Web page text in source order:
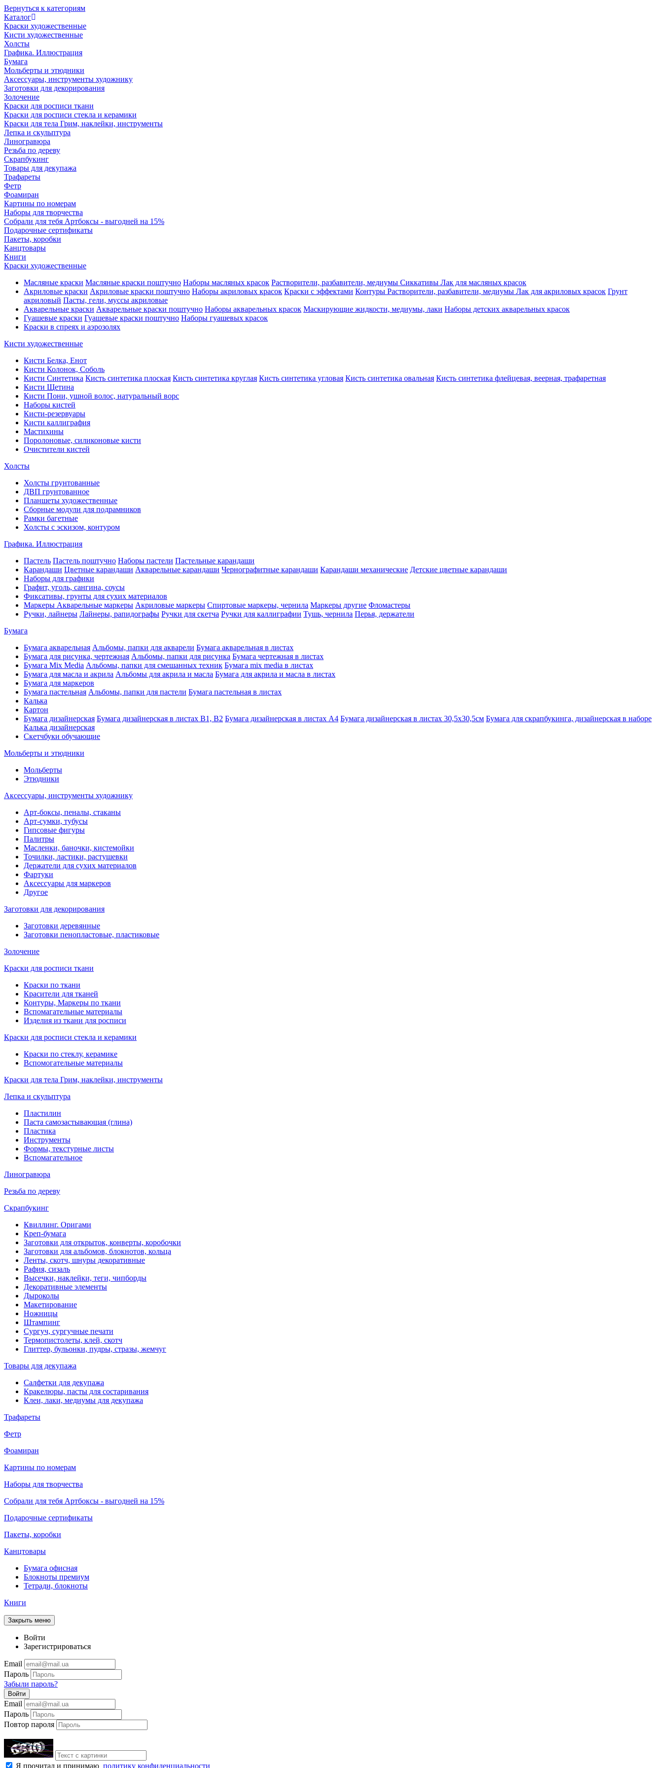
Вернуться к категориям
Каталог
Краски художественные
Кисти художественные
Холсты
Графика. Иллюстрация
Бумага
Мольберты и этюдники
Аксессуары, инструменты художнику
Заготовки для декорирования
Золочение
Краски для росписи ткани
Краски для росписи стекла и керамики
Краски для тела Грим, наклейки, инструменты
Лепка и скульптура
Линогравюра
Резьба по дереву
Скрапбукинг
Товары для декупажа
Трафареты
Фетр
Фоамиран
Картины по номерам
Наборы для творчества
Собрали для тебя Артбоксы - выгодней на 15%
Подарочные сертификаты
Пакеты, коробки
Канцтовары
Книги
Краски художественные
Масляные краски Масляные краски поштучно Наборы масляных красок Растворители, разбавители, медиумы Сиккативы Лак для масляных красок
Акриловые краски Акриловые краски поштучно Наборы акриловых красок Краски с эффектами Контуры Растворители, разбавители, медиумы Лак для акриловых красок Грунт
акриловый Пасты, гели, муссы акриловые
Акварельные краски Акварельные краски поштучно Наборы акварельных красок Маскирующие жидкости, медиумы, лаки Наборы детских акварельных красок
Гуашевые краски Гуашевые краски поштучно Наборы гуашевых красок
Краски в спреях и аэрозолях
Кисти художественные
Кисти Белка, Енот
Кисти Колонок, Соболь
Кисти Синтетика Кисть синтетика плоская Кисть синтетика круглая Кисть синтетика угловая Кисть синтетика овальная Кисть синтетика флейцевая, веерная, трафаретная
Кисти Щетина
Кисти Пони, ушной волос, натуральный ворс
Наборы кистей
Кисти-резервуары
Кисти каллиграфия
Мастихины
Поролоновые, силиконовые кисти
Очистители кистей
Холсты
Холсты грунтованные
ДВП грунтованное
Планшеты художественные
Сборные модули для подрамников
Рамки багетные
Холсты c эскизом, контуром
Графика. Иллюстрация
Пастель Пастель поштучно Наборы пастели Пастельные карандаши
Карандаши Цветные карандаши Акварельные карандаши Чернографитные карандаши Карандаши механические Детские цветные карандаши
Наборы для графики
Графит, уголь, сангина, соусы
Фиксативы, грунты для сухих материалов
Маркеры Акварельные маркеры Акриловые маркеры Спиртовые маркеры, чернила Маркеры другие Фломастеры
Ручки, лайнеры Лайнеры, рапидографы Ручки для скетча Ручки для каллиграфии Тушь, чернила Перья, держатели
Бумага
Бумага акварельная Альбомы, папки для акварели Бумага акварельная в листах
Бумага для рисунка, чертежная Альбомы, папки для рисунка Бумага чертежная в листах
Бумага Mix Media Альбомы, папки для смешанных техник Бумага mix media в листах
Бумага для масла и акрила Альбомы для акрила и масла Бумага для акрила и масла в листах
Бумага для маркеров
Бумага пастельная Альбомы, папки для пастели Бумага пастельная в листах
Калька
Картон
Бумага дизайнерская Бумага дизайнерская в листах В1, В2 Бумага дизайнерская в листах А4 Бумага дизайнерская в листах 30,5х30,5см Бумага для скрапбукинга, дизайнерская в наборе
Калька дизайнерская
Скетчбуки обучающие
Мольберты и этюдники
Мольберты
Этюдники
Аксессуары, инструменты художнику
Арт-боксы, пеналы, стаканы
Арт-сумки, тубусы
Гипсовые фигуры
Палитры
Масленки, баночки, кистемойки
Точилки, ластики, растушевки
Держатели для сухих материалов
Фартуки
Аксессуары для маркеров
Другое
Заготовки для декорирования
Заготовки деревянные
Заготовки пенопластовые, пластиковые
Золочение
Краски для росписи ткани
Краски по ткани
Красители для тканей
Контуры, Маркеры по ткани
Вспомагательные материалы
Изделия из ткани для росписи
Краски для росписи стекла и керамики
Краски по стеклу, керамике
Вспомогательные материалы
Краски для тела Грим, наклейки, инструменты
Лепка и скульптура
Пластилин
Паста самозастывающая (глина)
Пластика
Инструменты
Формы, текстурные листы
Вспомагательное
Линогравюра
Резьба по дереву
Скрапбукинг
Квиллинг. Оригами
Креп-бумага
Заготовки для открыток, конверты, коробочки
Заготовки для альбомов, блокнотов, кольца
Ленты, скотч, шнуры декоративные
Рафия, сизаль
Высечки, наклейки, теги, чипборды
Декоративные элементы
Дыроколы
Макетирование
Ножницы
Штампинг
Сургуч, сургучные печати
Термопистолеты, клей, скотч
Глиттер, бульонки, пудры, стразы, жемчуг
Товары для декупажа
Салфетки для декупажа
Кракелюры, пасты для состаривания
Клеи, лаки, медиумы для декупажа
Трафареты
Фетр
Фоамиран
Картины по номерам
Наборы для творчества
Собрали для тебя Артбоксы - выгодней на 15%
Подарочные сертификаты
Пакеты, коробки
Канцтовары
Бумага офисная
Блокноты премиум
Тетради, блокноты
Книги
Закрыть меню
Войти
Зарегистрироваться
Email
Пароль
Забыли пароль?
Войти
Email
Пароль
Повтор пароля
Я прочитал и принимаю политику конфиденциальности